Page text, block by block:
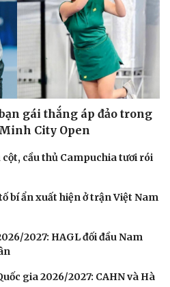
gái thắng áp đảo trong
City Open
cầu thủ Campuchia tươi rói
bí ẩn xuất hiện ở trận Việt Nam
2027: HAGL đối đầu Nam
gia 2026/2027: CAHN và Hà